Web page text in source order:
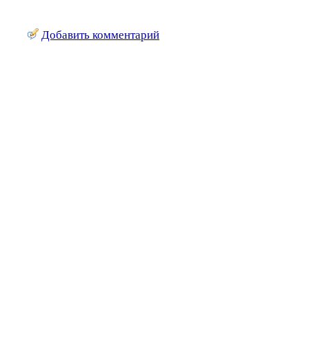
Добавить комментарий